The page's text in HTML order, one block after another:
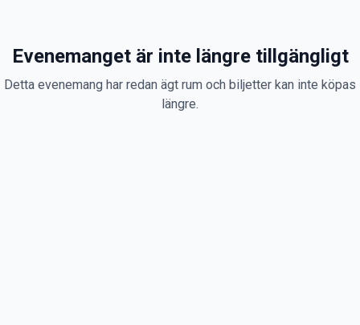
Evenemanget är inte längre tillgängligt
Detta evenemang har redan ägt rum och biljetter kan inte köpas
längre.